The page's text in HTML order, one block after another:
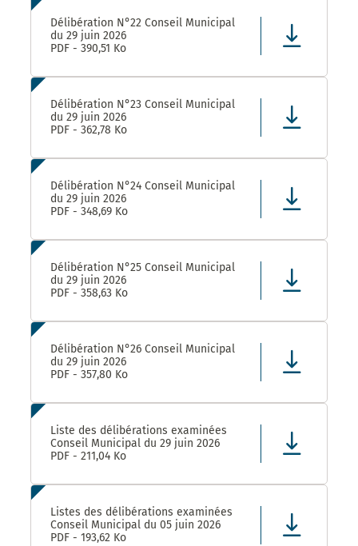
Délibération N°22 Conseil Municipal
du 29 juin 2026
PDF - 390,51 Ko
Délibération N°23 Conseil Municipal
du 29 juin 2026
PDF - 362,78 Ko
Délibération N°24 Conseil Municipal
du 29 juin 2026
PDF - 348,69 Ko
Délibération N°25 Conseil Municipal
du 29 juin 2026
PDF - 358,63 Ko
Délibération N°26 Conseil Municipal
du 29 juin 2026
PDF - 357,80 Ko
Liste des délibérations examinées
Conseil Municipal du 29 juin 2026
PDF - 211,04 Ko
Listes des délibérations examinées
Conseil Municipal du 05 juin 2026
PDF - 193,62 Ko